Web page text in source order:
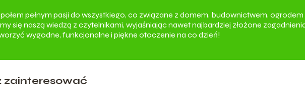
pełnym pasji do wszystkiego, co związane z domem, budownictwem,
się naszą wiedzą z czytelnikami, wyjaśniając nawet najbardziej złożone
wygodne, funkcjonalne i piękne otoczenie na co dzień!
zainteresować